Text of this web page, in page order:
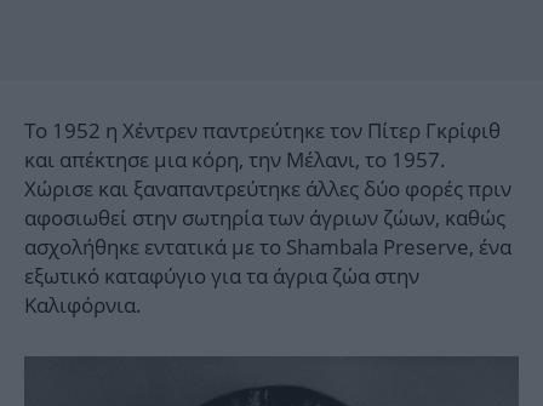
Το 1952 η Χέντρεν παντρεύτηκε τον Πίτερ Γκρίφιθ
και απέκτησε μια κόρη, την Μέλανι, το 1957.
Χώρισε και ξαναπαντρεύτηκε άλλες δύο φορές πριν
αφοσιωθεί στην σωτηρία των άγριων ζώων, καθώς
ασχολήθηκε εντατικά με το Shambala Preserve, ένα
εξωτικό καταφύγιο για τα άγρια ζώα στην
Καλιφόρνια.